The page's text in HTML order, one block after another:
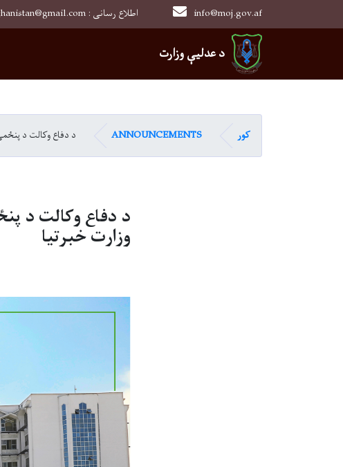
د عدلیې وزارت
info@moj.gov.af 0202526849 : moj.afghanistan@gmail.com : اطلاع رسانی
Main navigation
کور ANNOUNCEMENTS د دفاع وکالت د
د دفاع وکالت د
وزارت خبرتیا